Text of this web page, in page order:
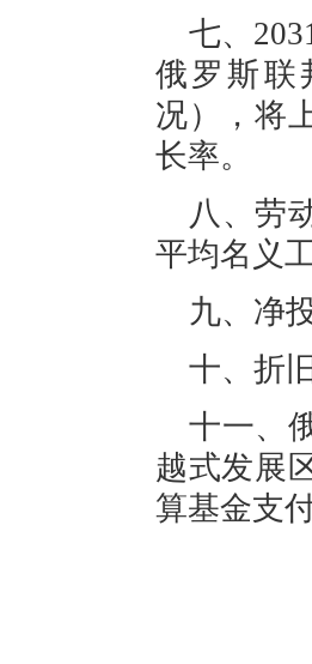
七、
俄罗斯联
况），将
长率。
八、 劳
平均名义工
九、 净
十、 折旧
十一、
越式发展
算基金支